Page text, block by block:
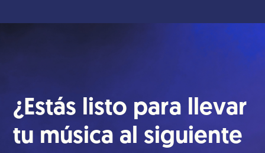
avanzadas sin riesgos iniciales.
¿Estás listo para llevar
tu música al siguiente